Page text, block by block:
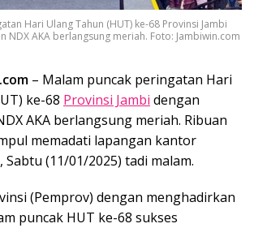
Hari Ulang Tahun (HUT) ke-68 Provinsi Jambi
NDX AKA berlangsung meriah. Foto: Jambiwin.com
– Malam puncak peringatan Hari
ke-68 Provinsi Jambi dengan
AKA berlangsung meriah. Ribuan
memadati lapangan kantor
, Sabtu (11/01/2025) tadi malam.
(Pemprov) dengan menghadirkan
puncak HUT ke-68 sukses